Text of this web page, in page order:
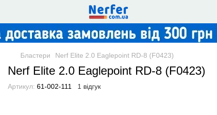
Бластери Nerf Elite 2.0 Eaglepoint RD-8 (F0423)
Nerf Elite 2.0 Eaglepoint RD-8 (F0423)
Артикул: 61-002-111 1 відгук